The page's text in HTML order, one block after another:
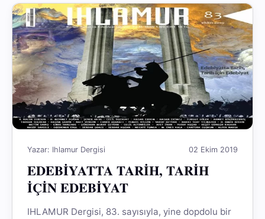
Yazar: Ihlamur Dergisi 02 Ekim 2019
EDEBİYATTA TARİH, TARİH
İÇİN EDEBİYAT
IHLAMUR Dergisi, 83. sayısıyla, yine dopdolu bir